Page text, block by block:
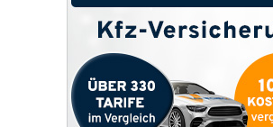
Themenvormittag in der Eltern- Kind-
Sommer-Partys im Jugendzentrum